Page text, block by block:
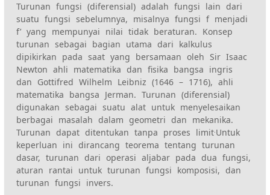
Turunan fungsi (diferensial) adalah fungsi lain dari
suatu fungsi sebelumnya, misalnya fungsi f menjadi
f’ yang mempunyai nilai tidak beraturan. Konsep
turunan sebagai bagian utama dari kalkulus
dipikirkan pada saat yang bersamaan oleh Sir Isaac
Newton ahli matematika dan fisika bangsa ingris
dan Gottifred Wilhelm Leibniz (1646 – 1716), ahli
matematika bangsa Jerman. Turunan (diferensial)
digunakan sebagai suatu alat untuk menyelesaikan
berbagai masalah dalam geometri dan mekanika.
Turunan dapat ditentukan tanpa proses limit Untuk
keperluan ini dirancang teorema tentang turunan
dasar, turunan dari operasi aljabar pada dua fungsi,
aturan rantai untuk turunan fungsi komposisi, dan
turunan fungsi invers.